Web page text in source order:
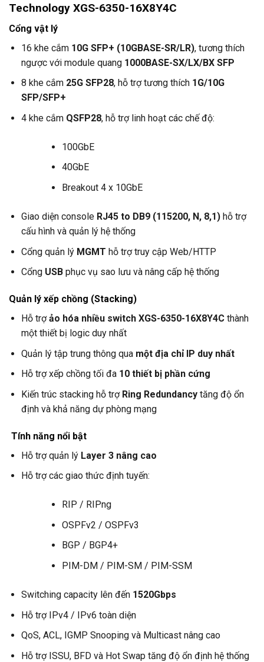
Technology XGS-6350-16X8Y4C
Cổng vật lý
16 khe cắm 10G SFP+ (10GBASE-SR/LR), tương thích
ngược với module quang 1000BASE-SX/LX/BX SFP
8 khe cắm 25G SFP28, hỗ trợ tương thích 1G/10G
SFP/SFP+
4 khe cắm QSFP28, hỗ trợ linh hoạt các chế độ:
100GbE
40GbE
Breakout 4 x 10GbE
Giao diện console RJ45 to DB9 (115200, N, 8,1)hỗ trợ
cấu hình và quản lý hệ thống
Cổng quản lý MGMT hỗ trợ truy cập Web/HTTP
Cổng USBphục vụ sao lưu và nâng cấp hệ thống
Quản lý xếp chồng (Stacking)
Hỗ trợảo hóa nhiều switch XGS-6350-16X8Y4Cthành
một thiết bị logic duy nhất
Quản lý tập trung thông qua một địa chỉ IP duy nhất
Hỗ trợ xếp chồng tối đa 10 thiết bị phần cứng
Kiến trúc stacking hỗ trợ Ring Redundancytăng độ ổn
định và khả năng dự phòng mạng
Tính năng nổi bật
Hỗ trợ quản lý Layer 3 nâng cao
Hỗ trợ các giao thức định tuyến:
RIP / RIPng
OSPFv2 / OSPFv3
BGP / BGP4+
PIM-DM / PIM-SM / PIM-SSM
Switching capacity lên đến 1520Gbps
Hỗ trợ IPv4 / IPv6 toàn diện
QoS, ACL, IGMP Snooping và Multicast nâng cao
Hỗ trợ ISSU, BFD và Hot Swap tăng độ ổn định hệ thống